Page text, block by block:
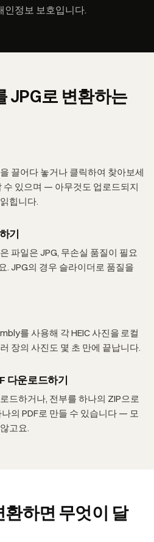
인정보 보호입니다.
JPG로 변환하는
끌어다 놓거나 클릭하여 찾아보세
수 있으며 — 아무것도 업로드되지
힙니다.
기
파일은 JPG, 무손실 품질이 필요
. JPG의 경우 슬라이더로 품질을
를 사용해 각 HEIC 사진을 로컬
장의 사진도 몇 초 만에 끝납니다.
다운로드하기
드하거나, 전부를 하나의 ZIP으로
의 PDF로 만들 수 있습니다 — 모
고요.
환하면 무엇이 달